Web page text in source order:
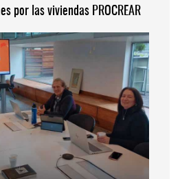
por las viviendas PROCREAR